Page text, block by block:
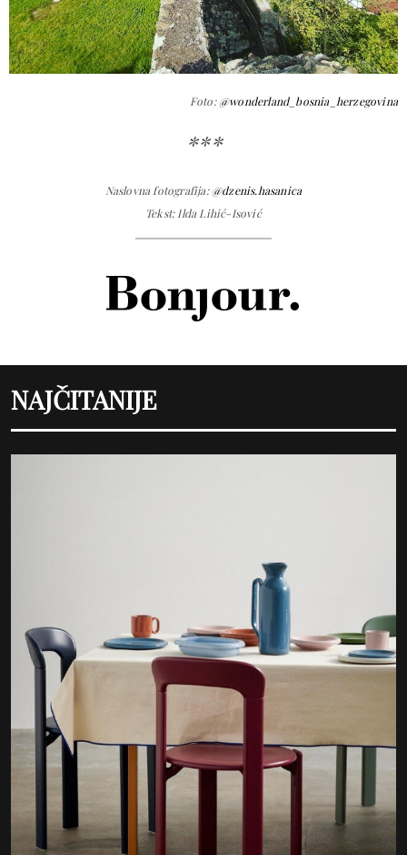
Foto:@wonderland_bosnia_herzegovina
***
Naslovna fotografija:@dzenis.hasanica
Tekst: Ilda Lihić-Isović
NAJČITANIJE